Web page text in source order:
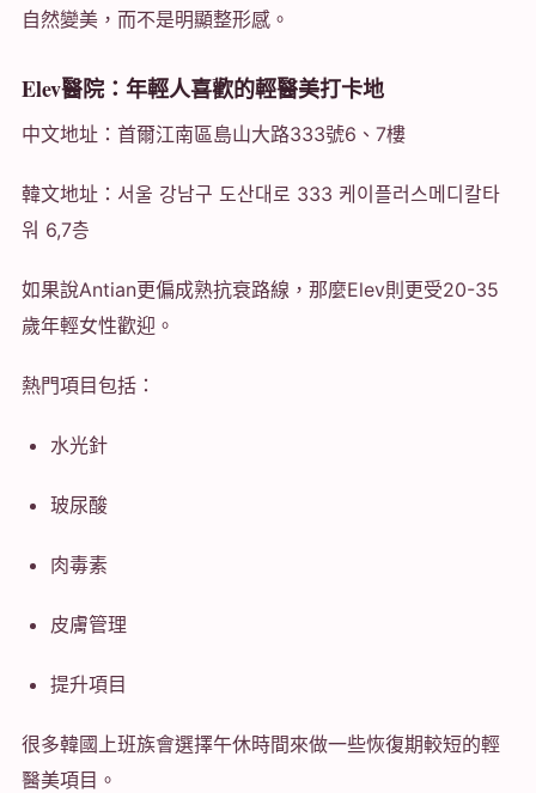
自然變美，而不是明顯整形感。
Elev醫院：年輕人喜歡的輕醫美打卡地
中文地址：首爾江南區島山大路333號6、7樓
韓文地址：서울 강남구 도산대로 333 케이플러스메디칼타
워 6,7층
如果說Antian更偏成熟抗衰路線，那麼Elev則更受20-35
歲年輕女性歡迎。
熱門項目包括：
水光針
玻尿酸
肉毒素
皮膚管理
提升項目
很多韓國上班族會選擇午休時間來做一些恢復期較短的輕
醫美項目。